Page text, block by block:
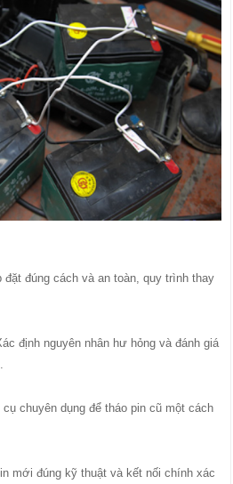
đúng cách và an toàn, quy trình thay
định nguyên nhân hư hỏng và đánh giá
chuyên dụng để tháo pin cũ một cách
mới đúng kỹ thuật và kết nối chính xác